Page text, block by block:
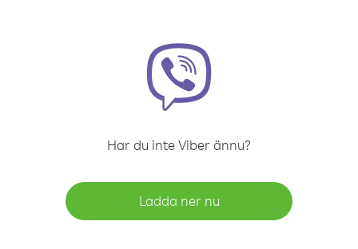
Har du inte Viber ännu?
Ladda ner nu